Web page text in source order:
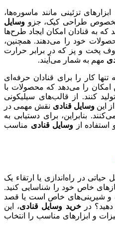
تزئینی مانند ماسوره‌ها،
طراحی کیک، جزو وسایل
به قنادان امکان ایجاد طرح‌ها
خود را می‌دهند. همچنین،
پخت و پز که در برابر حرارت
مهم به شمار می‌آیند.
تنها کار را برای قنادان حرفه‌ای
امکان را می‌دهد که محصولات با
کنند. از قالب‌های سیلیکونی
اینوسایل قنادی نقش مهمی در
بنابراین، برای دستیابی به
از وسایل قنادی مناسب
حیاتی در راه‌اندازی یا ارتقاء یک
خاص خود را شناسایی کنید.
و شیرینی‌های خاص است یا قصد
دهید؟ درخرید وسایل قنادی، این
و ابزارهای مناسب را انتخاب